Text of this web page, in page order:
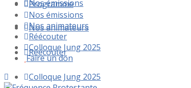
Nos émissions
Nos animateurs
Réécouter
Colloque Jung 2025
Programme
Nos émissions
Nos animateurs
Réécouter
Colloque Jung 2025
Faire un don